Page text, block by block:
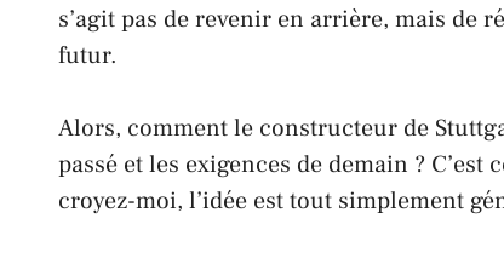
s’agit pas de revenir en arrière, mais
futur.
Alors, comment le constructeur de
passé et les exigences de demain ?
croyez-moi, l’idée est tout simplement